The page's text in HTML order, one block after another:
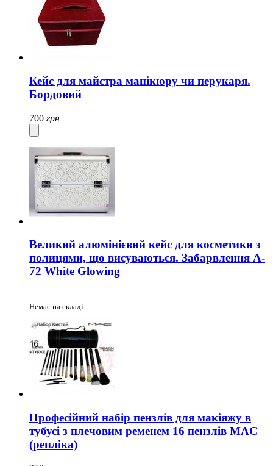
Кейс для майстра манікюру чи перукаря.
Бордовий
700 грн
Великий алюмінієвий кейс для косметики з
полицями, що висуваються. Забарвлення A-
72 White Glowing
Немає на складі
Професійний набір пензлів для макіяжу в
тубусі з плечовим ременем 16 пензлів MAC
(репліка)